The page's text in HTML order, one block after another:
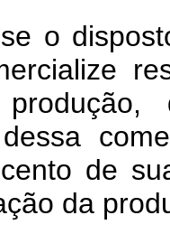
o
de
da